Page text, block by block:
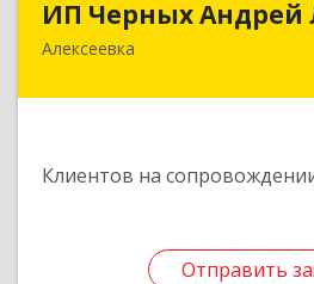
ИП Черных Андрей
Алексеевка
Клиентов на
Отправить
309850, Белгородская
Отправить